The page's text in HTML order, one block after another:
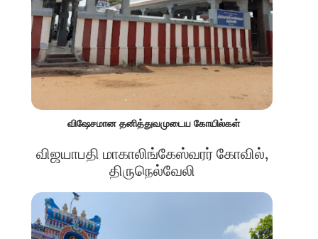
விஷேசமான தனித்துவமுடைய கோயில்கள்
விஜயாபதி மாகாலிங்கேஸ்வரர் கோவில்,
திருநெல்வேலி